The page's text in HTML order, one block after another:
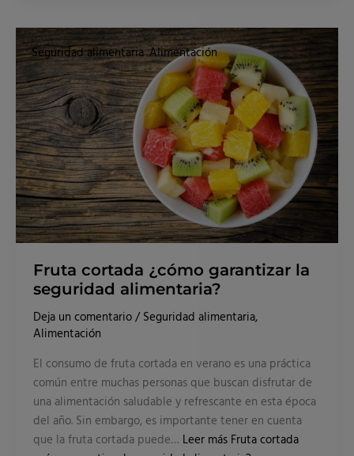
Seguridad alimentaria,Alimentación
Fruta cortada ¿cómo garantizar la
seguridad alimentaria?
Deja un comentario / Seguridad alimentaria,
Alimentación
El consumo de fruta cortada en verano es una práctica
común entre muchas personas que buscan disfrutar de
una alimentación saludable y refrescante en esta época
del año. Sin embargo, es importante tener en cuenta
que la fruta cortada puede… Leer másFruta cortada
Fruta
cortada
¿cómo
garantizar
la
seguridad
alimentaria?